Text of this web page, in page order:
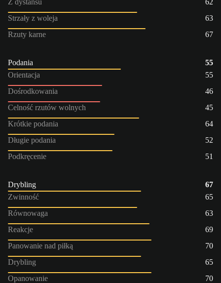
Strzały z woleja
63
Rzuty karne
67
Podania
55
Orientacja
55
Dośrodkowania
46
Celność rzutów wolnych
45
Krótkie podania
64
Długie podania
52
Podkręcenie
51
Drybling
67
Zwinność
65
Równowaga
63
Reakcje
69
Panowanie nad piłką
70
Drybling
65
Opanowanie
70